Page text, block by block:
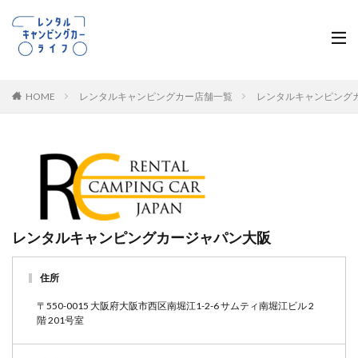
HOME レンタルキャンピングカー店舗一覧 レンタルキャンピング
レンタルキャンピングカージャパン大阪
住所
〒550-0015 大阪府大阪市西区南堀江1-2-6 サムティ南堀江ビル 2
階 201号室